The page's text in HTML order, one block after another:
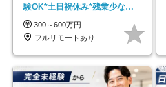
験OK*土日祝休み*残業少なめ*
在宅勤務手当あり
300～600万円
フルリモートあり